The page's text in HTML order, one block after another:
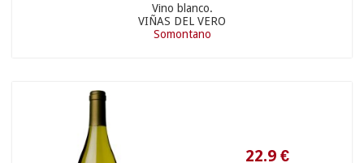
Vino blanco.
VIÑAS DEL VERO
Somontano